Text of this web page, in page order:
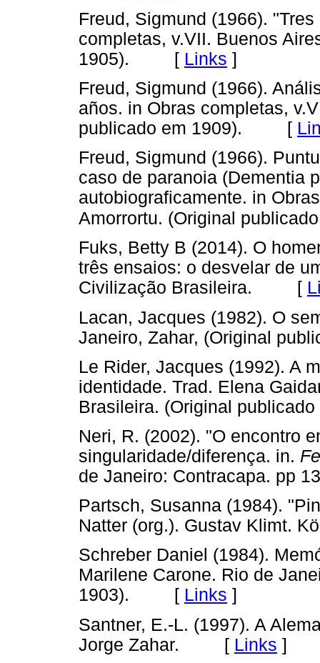
Freud, Sigmund (1966).
completas, v.VII. Buenos
1905). [ Links ]
Freud, Sigmund (1966).
años. in Obras completas,
publicado em 1909). [
Freud, Sigmund (1966).
caso de paranoia (Dementia
autobiograficamente. in
Amorrortu. (Original
Fuks, Betty B (2014). O
três ensaios: o desvelar de
Civilização Brasileira. [
Lacan, Jacques (1982). O
Janeiro, Zahar, (Original
Le Rider, Jacques (1992). A
identidade. Trad. Elena
Brasileira. (Original
Neri, R. (2002). "O encontro
singularidade/diferença. in.
de Janeiro: Contracapa.
Partsch, Susanna (1984).
Natter (org.). Gustav
Schreber Daniel (1984).
Marilene Carone. Rio de
1903). [ Links ]
Santner, E.-L. (1997). A
Jorge Zahar. [ Links ]